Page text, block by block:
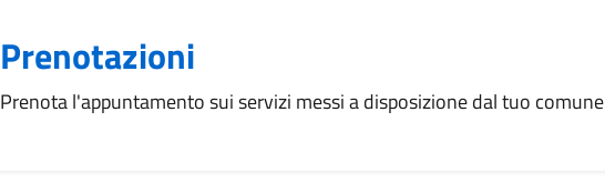
Prenotazioni
Prenota l'appuntamento sui servizi messi a disposizione dal tuo comune